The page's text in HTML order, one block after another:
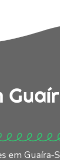
em Guaíra-